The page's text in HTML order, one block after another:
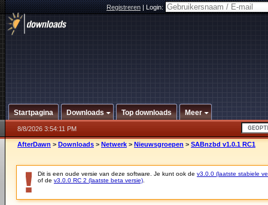
Registreren|Login:
Startpagina Downloads Top downloads Meer
8/8/2026 3:54:11 PM
AfterDawn > Downloads > Netwerk > Nieuwsgroepen > SABnzbd v1.0.1 RC1
Dit is een oude versie van deze software. Je kunt ook de v3.0.0 (laatste stabiele
of de v3.0.0 RC 2 (laatste beta versie)